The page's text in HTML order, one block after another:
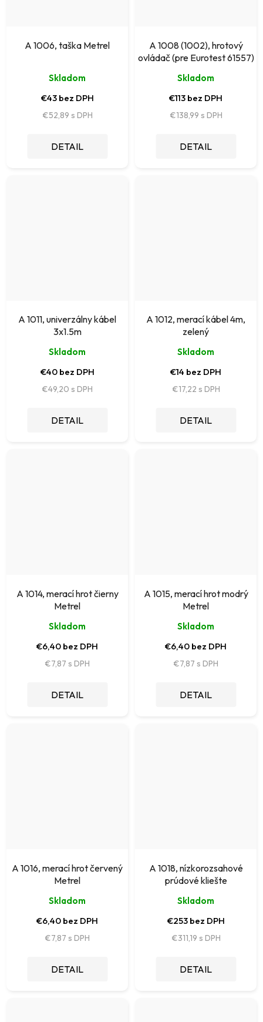
A 1006, taška Metrel
Skladom
€43 bez DPH
€52,89
DETAIL
A 1008 (1002), hrotový
ovládač (pre Eurotest 61557)
Skladom
€113 bez DPH
€138,99
DETAIL
A 1011, univerzálny kábel
3x1.5m
Skladom
€40 bez DPH
€49,20
DETAIL
A 1012, merací kábel 4m,
zelený
Skladom
€14 bez DPH
€17,22
DETAIL
A 1014, merací hrot čierny
Metrel
Skladom
€6,40 bez DPH
€7,87
DETAIL
A 1015, merací hrot modrý
Metrel
Skladom
€6,40 bez DPH
€7,87
DETAIL
A 1016, merací hrot červený
Metrel
Skladom
€6,40 bez DPH
€7,87
DETAIL
A 1018, nízkorozsahové
prúdové kliešte
Skladom
€253 bez DPH
€311,19
DETAIL